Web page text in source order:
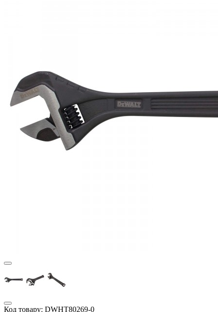
Код товару: DWHT80269-0